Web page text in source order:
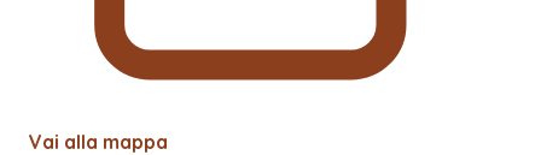
Vai alla mappa